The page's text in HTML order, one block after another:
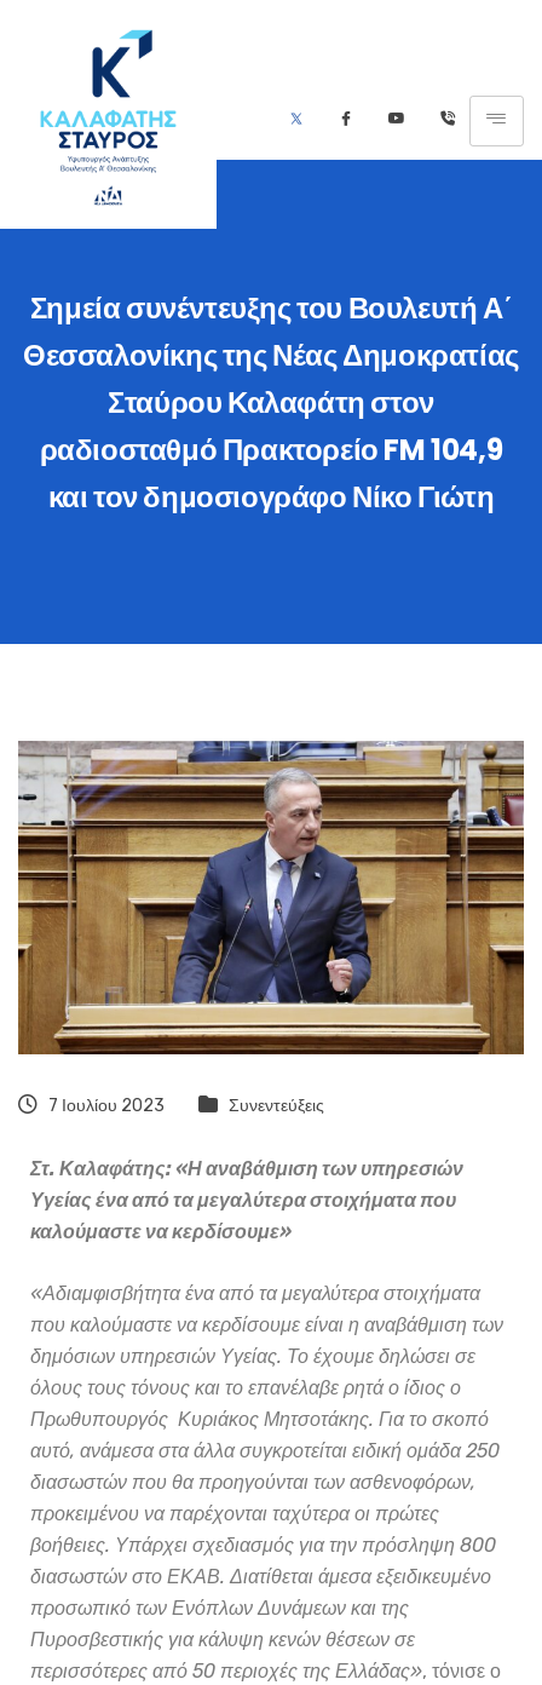
Σημεία συνέντευξης του Βουλευτή Α΄
Θεσσαλονίκης της Νέας Δημοκρατίας
Σταύρου Καλαφάτη στον
ραδιοσταθμό Πρακτορείο FM 104,9
και τον δημοσιογράφο Νίκο Γιώτη
7 Ιουλίου 2023 Συνεντεύξεις
Στ. Καλαφάτης: «Η αναβάθμιση των υπηρεσιών
Υγείας ένα από τα μεγαλύτερα στοιχήματα που
καλούμαστε να κερδίσουμε»
«Αδιαμφισβήτητα ένα από τα μεγαλύτερα στοιχήματα
που καλούμαστε να κερδίσουμε είναι η αναβάθμιση των
δημόσιων υπηρεσιών Υγείας. Το έχουμε δηλώσει σε
όλους τους τόνους και το επανέλαβε ρητά ο ίδιος ο
Πρωθυπουργός Κυριάκος Μητσοτάκης. Για το σκοπό
αυτό, ανάμεσα στα άλλα συγκροτείται ειδική ομάδα 250
διασωστών που θα προηγούνται των ασθενοφόρων,
προκειμένου να παρέχονται ταχύτερα οι πρώτες
βοήθειες. Υπάρχει σχεδιασμός για την πρόσληψη 800
διασωστών στο ΕΚΑΒ. Διατίθεται άμεσα εξειδικευμένο
προσωπικό των Ενόπλων Δυνάμεων και της
Πυροσβεστικής για κάλυψη κενών θέσεων σε
περισσότερες από 50 περιοχές της Ελλάδας», τόνισε ο